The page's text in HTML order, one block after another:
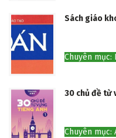
Sách giáo
Chuyên mục:
30 chủ đề từ
Chuyên mục: